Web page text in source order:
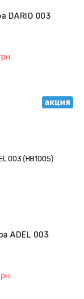
DARIO 003
акция
ADEL 003